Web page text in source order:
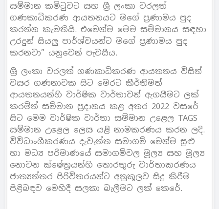
සම්මාන කමිටුවට සහ ශ්‍රී ලංකා වරලත්
ගණකාධිකරණ ආයතනයට මගේ ප්‍රණාමය පුද
කරන්න කැමතියි. එමෙන්ම මෙම සම්මානය සඳහා
උරදුන් සියලු පාර්ශ්වයන්ට මගේ ප්‍රණාමය පුද
කරනවා” යනුවෙන් පැවසීය.
ශ්‍රී ලංකා වරලත් ගණකාධිකරණ ආයතනය විසින්
වසර ගණනාවක සිට මෙරට කීර්තිමත්
ආයතනයන්හි වාර්ෂික වාර්තාවන් ඇගයීමට ලක්
කරමින් සම්මාන ප්‍රදානය කළ අතර 2022 වසරේ
සිට මෙම වාර්ෂික වාර්තා සම්මාන උළෙල TAGS
සම්මාන උළෙල ලෙස යළි නාමකරණය කරන ලදි.
විවිධාංගීකරණය දැවැන්ත සමාගම් මෙන්ම සුළු
හා මධ්‍ය පරිමාණයේ සමාගම්වල මූල්‍ය සහ මූල්‍ය
නොවන ක්ෂේත්‍රයන්හි තොරතුරු වාර්තාකරණය
ජාත්‍යන්තර පිරිවිතරයන්ට අනුකූලව සිදු කිරීම
පිළිබඳව මෙහිදී සලකා බැලීමට ලක් කෙරේ.